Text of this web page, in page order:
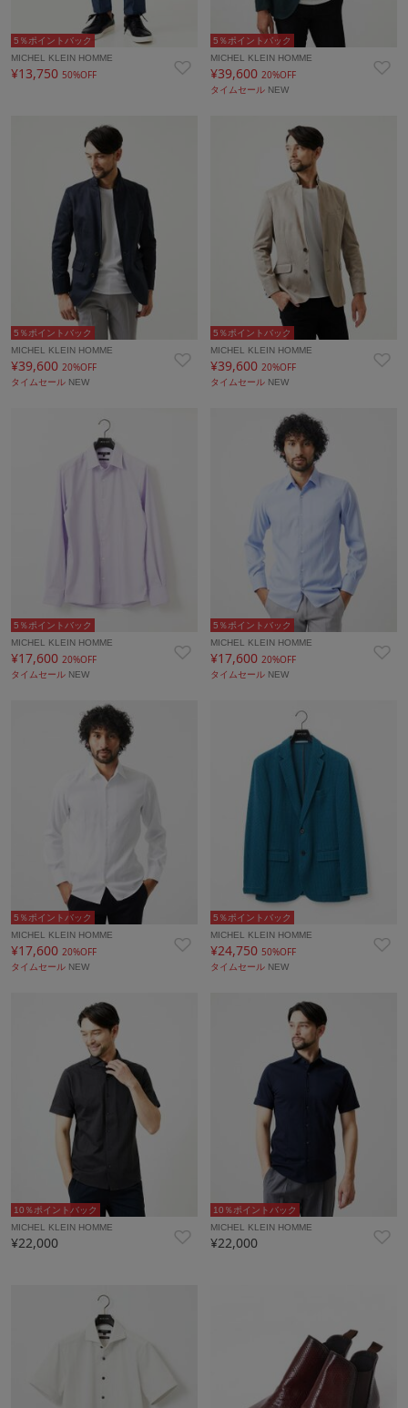
5％ポイントバック
MICHEL KLEIN HOMME
¥13,750 50%OFF
5％ポイントバック
MICHEL KLEIN HOMME
¥39,60020%OFF
タイムセール NEW
5％ポイントバック
MICHEL KLEIN HOMME
¥39,600 20%OFF
タイムセール NEW
5％ポイントバック
MICHEL KLEIN HOMME
¥39,60020%OFF
タイムセール NEW
5％ポイントバック
MICHEL KLEIN HOMME
¥17,600 20%OFF
タイムセール NEW
5％ポイントバック
MICHEL KLEIN HOMME
¥17,60020%OFF
タイムセール NEW
5％ポイントバック
MICHEL KLEIN HOMME
¥17,600 20%OFF
タイムセール NEW
5％ポイントバック
MICHEL KLEIN HOMME
¥24,750 50%OFF
タイムセール NEW
10％ポイントバック
MICHEL KLEIN HOMME
¥22,000
10％ポイントバック
MICHEL KLEIN HOMME
¥22,000